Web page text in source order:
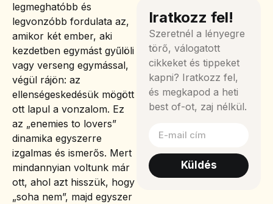
legmeghatóbb és
legvonzóbb fordulata az,
amikor két ember, aki
kezdetben egymást gyűlöli
vagy verseng egymással,
végül rájön: az
ellenségeskedésük mögött
ott lapul a vonzalom. Ez
az „enemies to lovers”
dinamika egyszerre
izgalmas és ismerős. Mert
mindannyian voltunk már
ott, ahol azt hisszük, hogy
„soha nem”, majd egyszer
Iratkozz fel!
Szeretnél a lényegre
törő, válogatott
cikkeket és tippeket
kapni? Iratkozz fel,
és megkapod a heti
best of-ot, zaj nélkül.
Küldés